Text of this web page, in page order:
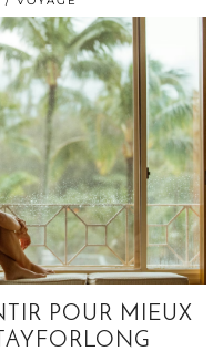
POUR MIEUX